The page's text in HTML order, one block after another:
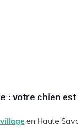
: votre chien
en Haute